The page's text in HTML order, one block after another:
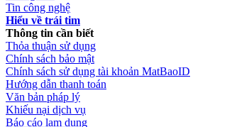
Tin công nghệ
Hiểu về trái tim
Thông tin cần biết
Thỏa thuận sử dụng
Chính sách bảo mật
Chính sách sử dụng tài khoản MatBaoID
Hướng dẫn thanh toán
Văn bản pháp lý
Khiếu nại dịch vụ
Báo cáo lạm dụng